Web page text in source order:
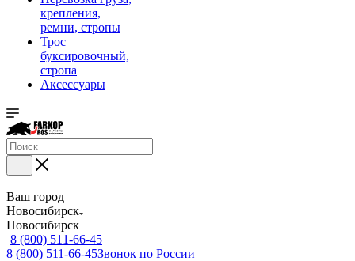
крепления,
ремни, стропы
Трос
буксировочный,
стропа
Аксессуары
Ваш город
Новосибирск
Новосибирск
8 (800) 511-66-45
8 (800) 511-66-45Звонок по России